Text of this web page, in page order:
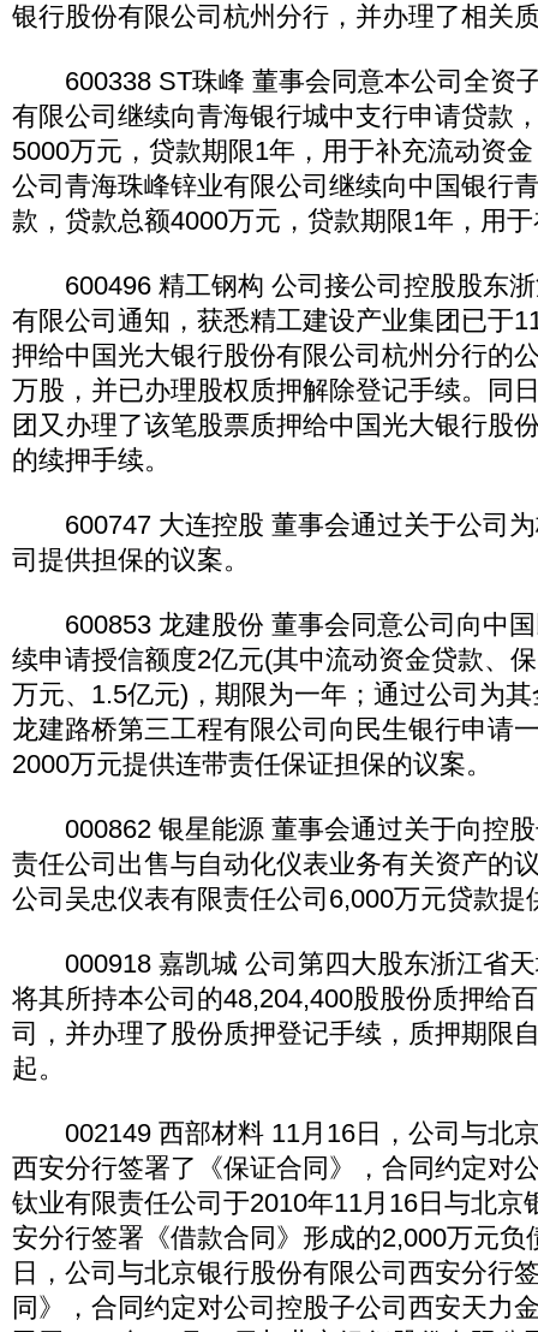
银行股份有限公司杭州分行，并办理了相关
600338 ST珠峰 董事会同意本公司全资
有限公司继续向青海银行城中支行申请贷款
5000万元，贷款期限1年，用于补充流动资
公司青海珠峰锌业有限公司继续向中国银行
款，贷款总额4000万元，贷款期限1年，用
600496 精工钢构 公司接公司控股股东浙
有限公司通知，获悉精工建设产业集团已于
押给中国光大银行股份有限公司杭州分行的
万股，并已办理股权质押解除登记手续。同
团又办理了该笔股票质押给中国光大银行股
的续押手续。
600747 大连控股 董事会通过关于公司为
司提供担保的议案。
600853 龙建股份 董事会同意公司向中国
续申请授信额度2亿元(其中流动资金贷款、
万元、1.5亿元)，期限为一年；通过公司为
龙建路桥第三工程有限公司向民生银行申请
2000万元提供连带责任保证担保的议案。
000862 银星能源 董事会通过关于向控股
责任公司出售与自动化仪表业务有关资产的
公司吴忠仪表有限责任公司6,000万元贷款提
000918 嘉凯城 公司第四大股东浙江省天
将其所持本公司的48,204,400股股份质押给
司，并办理了股份质押登记手续，质押期限
起。
002149 西部材料 11月16日，公司与北
西安分行签署了《保证合同》，合同约定对
钛业有限责任公司于2010年11月16日与北京
安分行签署《借款合同》形成的2,000万元负
日，公司与北京银行股份有限公司西安分行
同》，合同约定对公司控股子公司西安天力